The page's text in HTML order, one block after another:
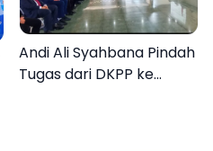
Andi Ali Syahbana Pindah
Tugas dari DKPP ke